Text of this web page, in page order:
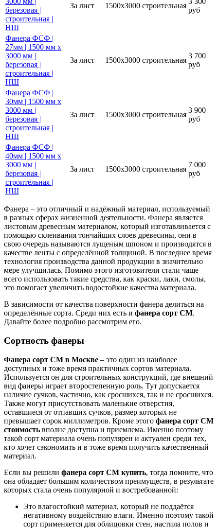
березовая |
строительная |
НШ
За лист 1500х3000 строительная
руб
Фанера ФСФ |
27мм | 1500 мм х
3000 мм |
березовая |
строительная |
НШ
За лист 1500х3000 строительная
3 700
руб
Фанера ФСФ |
30мм | 1500 мм х
3000 мм |
березовая |
строительная |
НШ
За лист 1500х3000 строительная
3 900
руб
Фанера ФСФ |
40мм | 1500 мм х
3000 мм |
березовая |
строительная |
НШ
За лист 1500х3000 строительная
7 000
руб
Фанера – это отличный и надёжный материал, используемый
в разных сферах жизненной деятельности. Фанера является
листовым древесным материалом, который изготавливается с
помощью склеивания тончайших слоев древесины, они в
свою очередь называются лущеным шпоном и производятся в
качестве ленты с определённой толщиной. В последнее время
технология производства данной продукции в значительно
мере улучшилась. Помимо этого изготовители стали чаще
всего использовать такие средства, как краски, лаки, смолы,
это помогает увеличить водостойкие качества материала.
В зависимости от качества поверхности фанера делиться на
определённые сорта. Среди них есть и фанера сорт СМ.
Давайте более подробно рассмотрим его.
Сортность фанеры
Фанера сорт СМ в Москве – это один из наиболее
доступных и тоже время практичных сортов материала.
Используется он для строительных конструкций, где внешний
вид фанеры играет второстепенную роль. Тут допускается
наличие сучков, частично, как сросшихся, так и не сросшихся.
Также могут присутствовать маленькие отверстия,
оставшиеся от отпавших сучков, размер которых не
превышает сорок миллиметров. Кроме этого фанера сорт СМ
стоимость вполне доступна и приемлема. Именно поэтому
такой сорт материала очень популярен и актуален среди тех,
кто хочет сэкономить и в тоже время получить качественный
материал.
Если вы решили фанера сорт СМ купить, тогда помните, что
она обладает большим количеством преимуществ, в результате
которых стала очень популярной и востребованной:
Это влагостойкий материал, который не поддаётся
негативному воздействию влаги. Именно поэтому такой
сорт применяется для облицовки стен, настила полов и